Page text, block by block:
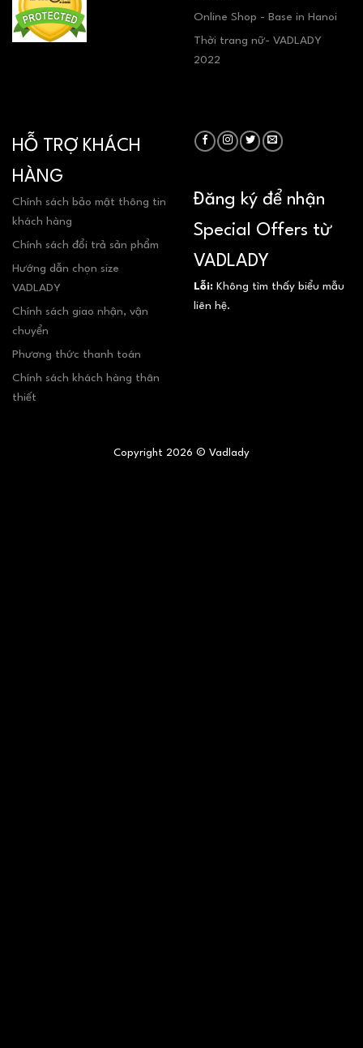
Online Shop - Base in Hanoi
Thời trang nữ- VADLADY
2022
HỖ TRỢ KHÁCH
HÀNG
Chính sách bảo mật thông tin
khách hàng
Chính sách đổi trả sản phẩm
Hướng dẫn chọn size
VADLADY
Chính sách giao nhận, vận
chuyển
Phương thức thanh toán
Chính sách khách hàng thân
thiết
Đăng ký để nhận
Special Offers từ
VADLADY
Lỗi: Không tìm thấy biểu mẫu
liên hệ.
Copyright 2026 © Vadlady